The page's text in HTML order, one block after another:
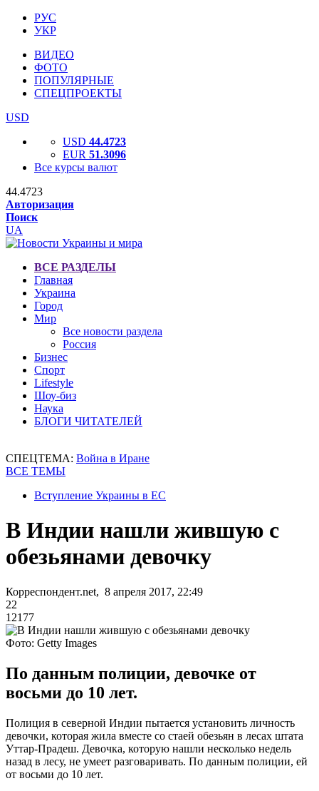
РУС
УКР
ВИДЕО
ФОТО
ПОПУЛЯРНЫЕ
СПЕЦПРОЕКТЫ
USD
USD 44.4723
EUR 51.3096
Все курсы валют
44.4723
Авторизация
Поиск
UA
ВСЕ РАЗДЕЛЫ
Главная
Украина
Город
Мир
Все новости раздела
Россия
Бизнес
Спорт
Lifestyle
Шоу-биз
Наука
БЛОГИ ЧИТАТЕЛЕЙ
СПЕЦТЕМА: Война в Иране
ВСЕ ТЕМЫ
Вступление Украины в ЕС
В Индии нашли жившую с
обезьянами девочку
Корреспондент.net, 8 апреля 2017, 22:49
22
12177
Фото: Getty Images
По данным полиции, девочке от
восьми до 10 лет.
Полиция в северной Индии пытается установить личность
девочки, которая жила вместе со стаей обезьян в лесах штата
Уттар-Прадеш. Девочка, которую нашли несколько недель
назад в лесу, не умеет разговаривать. По данным полиции, ей
от восьми до 10 лет.